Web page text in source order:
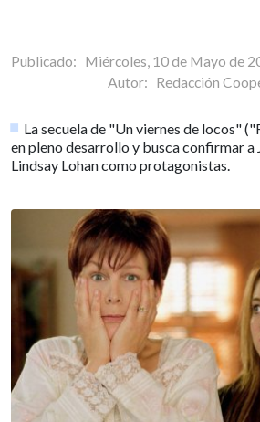
Publicado: Miércoles, 10 de Mayo de
Autor: Redacción
La secuela de "Un viernes de locos"
en pleno desarrollo y busca confirmar a
Lindsay Lohan como protagonistas.